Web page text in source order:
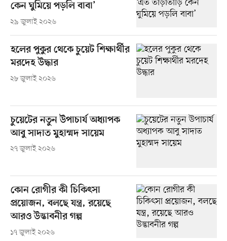
কেন ঘুমিয়ে পড়লি বাবা’
২৯ জুলাই ২০২৬
হলের পুকুর থেকে চুয়েট শিক্ষার্থীর
মরদেহ উদ্ধার
২৮ জুলাই ২০২৬
চুয়েটের নতুন উপাচার্য অধ্যাপক
আবু সাদাত মুহাম্মদ সায়েম
২৭ জুলাই ২০২৬
কোন রোগীর কী চিকিৎসা
প্রয়োজন, বলছে যন্ত্র, রয়েছে
আরও উদ্ভাবনীর গল্প
১৭ জুলাই ২০২৬